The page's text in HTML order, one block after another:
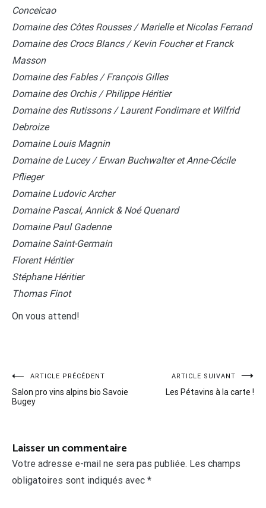
Conceicao
Domaine des Côtes Rousses / Marielle et Nicolas Ferrand
Domaine des Crocs Blancs / Kevin Foucher et Franck
Masson
Domaine des Fables / François Gilles
Domaine des Orchis / Philippe Héritier
Domaine des Rutissons / Laurent Fondimare et Wilfrid
Debroize
Domaine Louis Magnin
Domaine de Lucey / Erwan Buchwalter et Anne-Cécile
Pflieger
Domaine Ludovic Archer
Domaine Pascal, Annick & Noé Quenard
Domaine Paul Gadenne
Domaine Saint-Germain
Florent Héritier
Stéphane Héritier
Thomas Finot
On vous attend!
Navigation
de
ARTICLE PRÉCÉDENT
Salon pro vins alpins bio Savoie
Bugey
ARTICLE SUIVANT
Les Pétavins à la carte !
Laisser un commentaire
Votre adresse e-mail ne sera pas publiée. Les champs
obligatoires sont indiqués avec *